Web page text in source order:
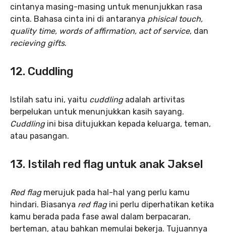
cintanya masing-masing untuk menunjukkan rasa
cinta. Bahasa cinta ini di antaranya phisical touch,
quality time, words of affirmation, act of service, dan
recieving gifts.
12. Cuddling
Istilah satu ini, yaitu cuddlingadalah artivitas
berpelukan untuk menunjukkan kasih sayang.
Cuddling ini bisa ditujukkan kepada keluarga, teman,
atau pasangan.
13. Istilah red flag untuk anak Jaksel
Red flagmerujuk pada hal-hal yang perlu kamu
hindari. Biasanya red flagini perlu diperhatikan ketika
kamu berada pada fase awal dalam berpacaran,
berteman, atau bahkan memulai bekerja. Tujuannya